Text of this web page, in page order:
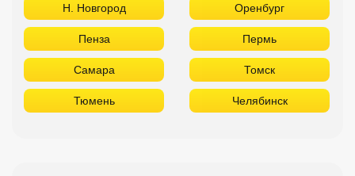
Н. Новгород Оренбург
Пенза Пермь
Самара Томск
Тюмень Челябинск